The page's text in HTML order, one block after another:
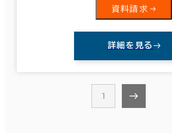
資料請求
詳細を見る
1